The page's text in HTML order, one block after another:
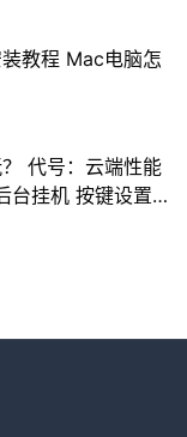
教程 Mac电脑怎
代号：云端性能
台挂机 按键设置